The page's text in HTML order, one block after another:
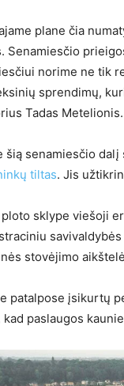
plane čia
Senamiesčio
norime ne tik
sprendimų,
Tadas Metelionis.
šią senamiesčio
tiltas. Jis
ploto sklype viešoji
stovėjimo
patalpose įsikurtų
kad paslaugos